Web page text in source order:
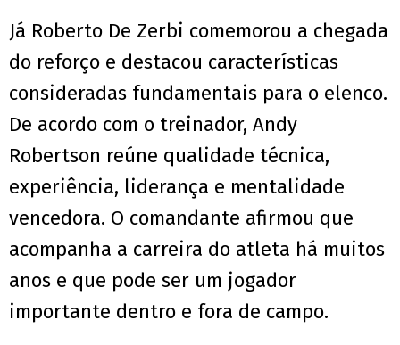
Já Roberto De Zerbi comemorou a chegada
do reforço e destacou características
consideradas fundamentais para o elenco.
De acordo com o treinador, Andy
Robertson reúne qualidade técnica,
experiência, liderança e mentalidade
vencedora. O comandante afirmou que
acompanha a carreira do atleta há muitos
anos e que pode ser um jogador
importante dentro e fora de campo.